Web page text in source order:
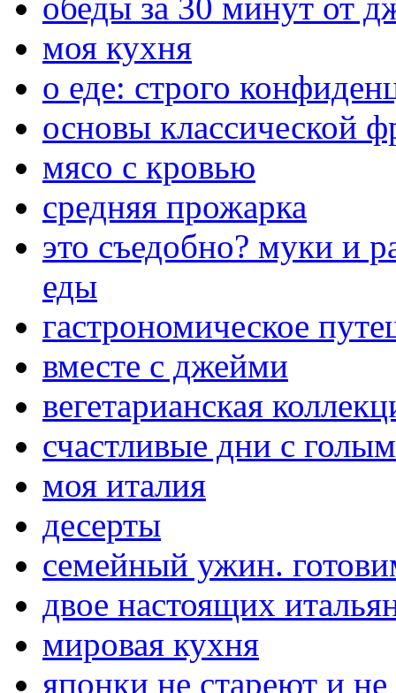
обеды за 30 минут от
моя кухня
о еде: строго
основы классической
мясо с кровью
средняя прожарка
это съедобно? муки и
еды
гастрономическое
вместе с джейми
вегетарианская
счастливые дни с
моя италия
десерты
семейный ужин.
двое настоящих
мировая кухня
японки не стареют и не